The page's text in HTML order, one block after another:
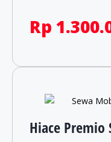
Rp
Hiace Premio